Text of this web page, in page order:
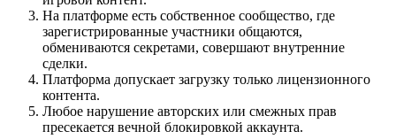
На платформе есть собственное сообщество, где
зарегистрированные участники общаются,
обмениваются секретами, совершают внутренние
сделки.
Платформа допускает загрузку только лицензионного
контента.
Любое нарушение авторских или смежных прав
пресекается вечной блокировкой аккаунта.